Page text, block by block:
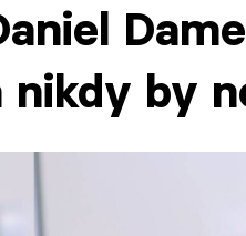
nikdy by
(18) studoval na
na Střední škole